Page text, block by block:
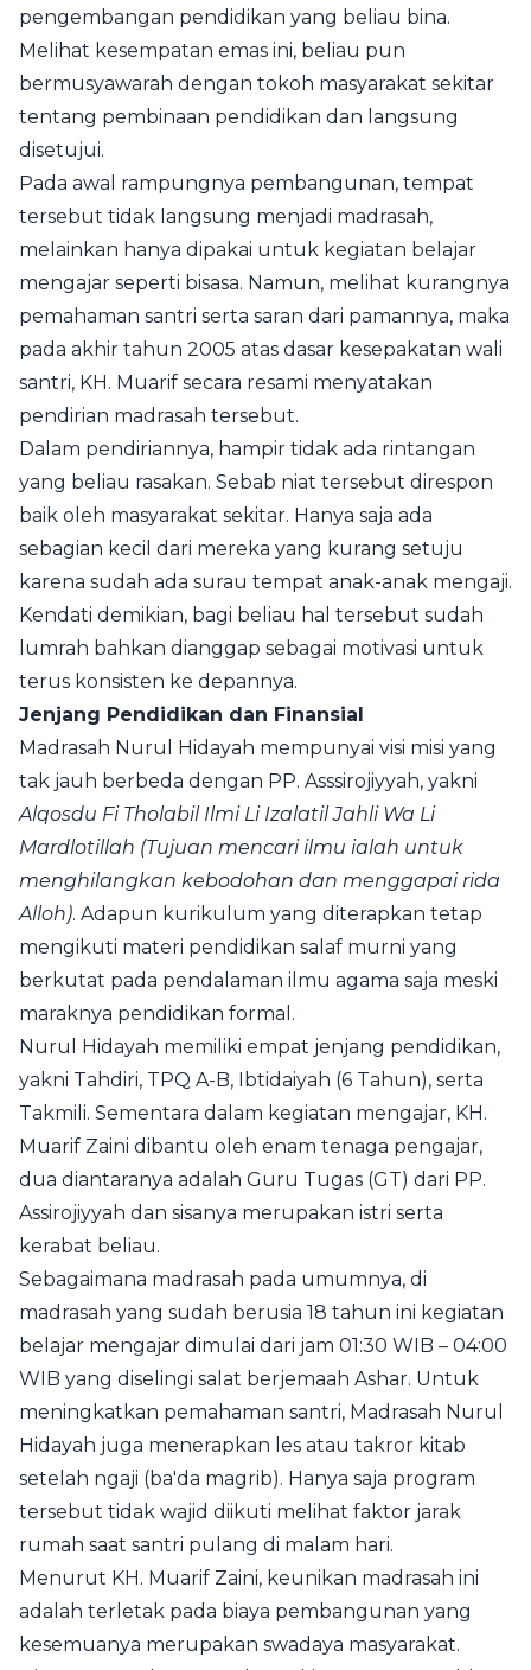
pengembangan pendidikan yang beliau bina.
Melihat kesempatan emas ini, beliau pun
bermusyawarah dengan tokoh masyarakat sekitar
tentang pembinaan pendidikan dan langsung
disetujui.
Pada awal rampungnya pembangunan, tempat
tersebut tidak langsung menjadi madrasah,
melainkan hanya dipakai untuk kegiatan belajar
mengajar seperti bisasa. Namun, melihat kurangnya
pemahaman santri serta saran dari pamannya, maka
pada akhir tahun 2005 atas dasar kesepakatan wali
santri, KH. Muarif secara resami menyatakan
pendirian madrasah tersebut.
Dalam pendiriannya, hampir tidak ada rintangan
yang beliau rasakan. Sebab niat tersebut direspon
baik oleh masyarakat sekitar. Hanya saja ada
sebagian kecil dari mereka yang kurang setuju
karena sudah ada surau tempat anak-anak mengaji.
Kendati demikian, bagi beliau hal tersebut sudah
lumrah bahkan dianggap sebagai motivasi untuk
terus konsisten ke depannya.
Jenjang Pendidikan dan Finansial
Madrasah Nurul Hidayah mempunyai visi misi yang
tak jauh berbeda dengan PP. Asssirojiyyah, yakni
Alqosdu Fi Tholabil Ilmi Li Izalatil Jahli Wa Li
Mardlotillah (Tujuan mencari ilmu ialah untuk
menghilangkan kebodohan dan menggapai rida
Alloh). Adapun kurikulum yang diterapkan tetap
mengikuti materi pendidikan salaf murni yang
berkutat pada pendalaman ilmu agama saja meski
maraknya pendidikan formal.
Nurul Hidayah memiliki empat jenjang pendidikan,
yakni Tahdiri, TPQ A-B, Ibtidaiyah (6 Tahun), serta
Takmili. Sementara dalam kegiatan mengajar, KH.
Muarif Zaini dibantu oleh enam tenaga pengajar,
dua diantaranya adalah Guru Tugas (GT) dari PP.
Assirojiyyah dan sisanya merupakan istri serta
kerabat beliau.
Sebagaimana madrasah pada umumnya, di
madrasah yang sudah berusia 18 tahun ini kegiatan
belajar mengajar dimulai dari jam 01:30 WIB – 04:00
WIB yang diselingi salat berjemaah Ashar. Untuk
meningkatkan pemahaman santri, Madrasah Nurul
Hidayah juga menerapkan les atau takror kitab
setelah ngaji (ba'da magrib). Hanya saja program
tersebut tidak wajid diikuti melihat faktor jarak
rumah saat santri pulang di malam hari.
Menurut KH. Muarif Zaini, keunikan madrasah ini
adalah terletak pada biaya pembangunan yang
kesemuanya merupakan swadaya masyarakat.